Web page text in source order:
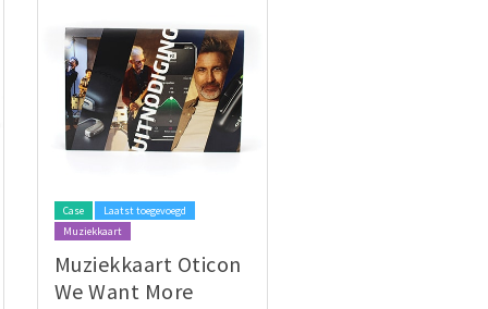
Case
Laatst toegevoegd
Muziekkaart
Muziekkaart Oticon
We Want More